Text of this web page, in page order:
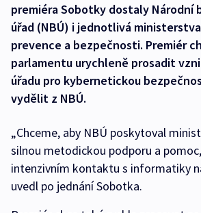
premiéra Sobotky dostaly Národní
úřad (NBÚ) i jednotlivá
prevence a bezpečnosti. Premiér
parlamentu urychleně prosadit
úřadu pro kybernetickou
vydělit z NBÚ.
„Chceme, aby NBÚ poskytoval
silnou metodickou podporu a
intenzivním kontaktu s informatiky
uvedl po jednání Sobotka.